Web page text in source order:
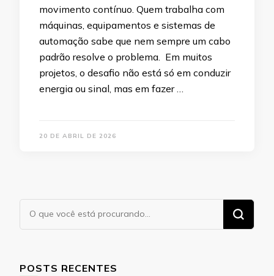
movimento contínuo. Quem trabalha com
máquinas, equipamentos e sistemas de
automação sabe que nem sempre um cabo
padrão resolve o problema. Em muitos
projetos, o desafio não está só em conduzir
energia ou sinal, mas em fazer …
20 DE ABRIL DE 2026
Procurando
algo?
POSTS RECENTES